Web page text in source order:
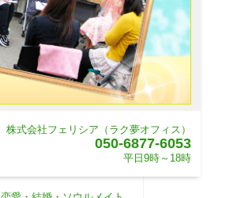
株式会社フェリシア（ラク夢オフィス）
050-6877-6053
平日9時～18時